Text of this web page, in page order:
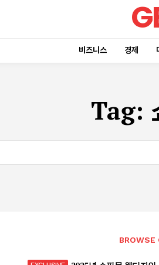
비즈니스 경제
Tag:
BROWSE